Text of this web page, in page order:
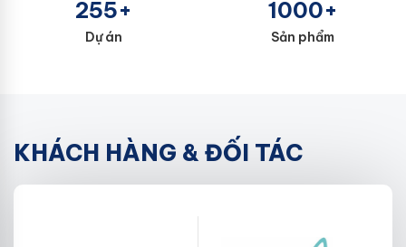
255+
Dự án
1000+
Sản phẩm
KHÁCH HÀNG & ĐỐI TÁC